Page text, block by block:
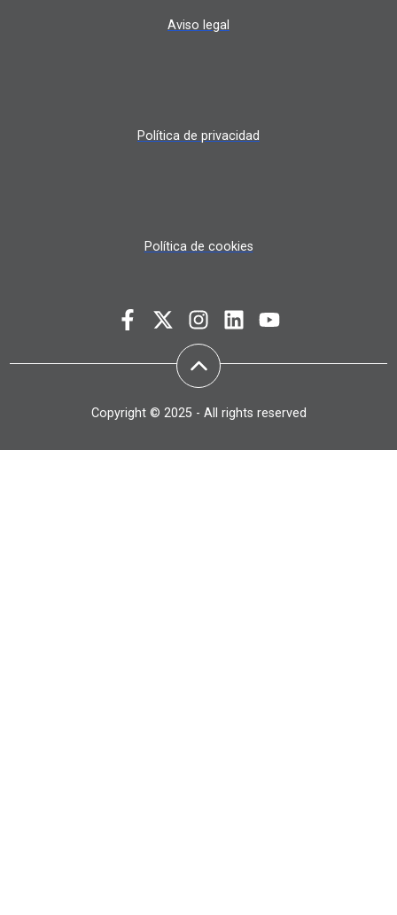
Aviso legal
Política de privacidad
Política de cookies
Copyright © 2025 - All rights reserved